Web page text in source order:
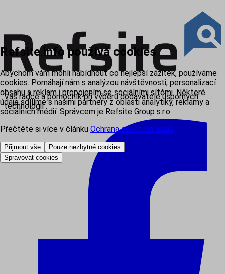
Váš rádce a pomocník při výběru dodavatele úsporných
technologií
Refsite.info používá cookies
Abychom vám mohli nabídnout co nejlepší zážitek, používáme
cookies. Pomáhají nám s analýzou návštěvnosti, personalizací
obsahu a reklam i propojením se sociálními sítěmi. Některé
údaje sdílíme s našimi partnery z oblasti analytiky, reklamy a
sociálních médií. Správcem je Refsite Group s.r.o.
Přečtěte si více v článku Ochrana osobních údajů.
Přijmout vše
Pouze nezbytné cookies
Spravovat cookies